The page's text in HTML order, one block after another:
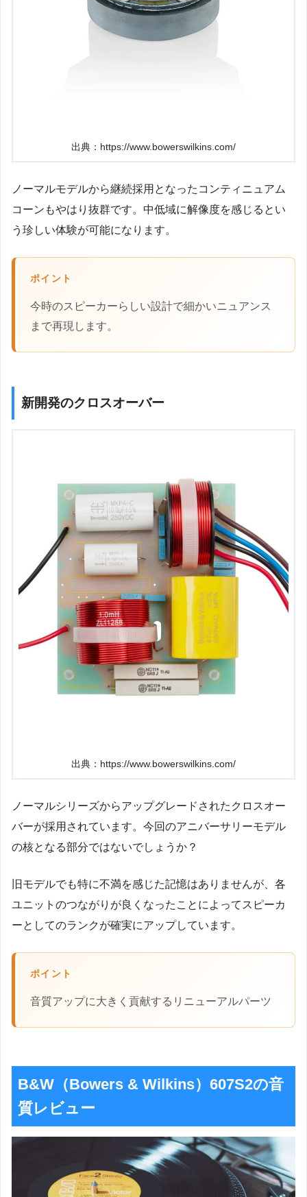
出典：https://www.bowerswilkins.com/
ノーマルモデルから継続採用となったコンティニュアム
コーンもやはり抜群です。中低域に解像度を感じるとい
う珍しい体験が可能になります。
ポイント
今時のスピーカーらしい設計で細かいニュアンス
まで再現します。
新開発のクロスオーバー
出典：https://www.bowerswilkins.com/
ノーマルシリーズからアップグレードされたクロスオー
バーが採用されています。今回のアニバーサリーモデル
の核となる部分ではないでしょうか？
旧モデルでも特に不満を感じた記憶はありませんが、各
ユニットのつながりが良くなったことによってスピーカ
ーとしてのランクが確実にアップしています。
ポイント
音質アップに大きく貢献するリニューアルパーツ
B&W（Bowers & Wilkins）607S2の音
質レビュー